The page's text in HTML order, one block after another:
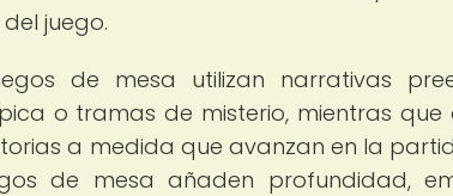
juego.
de mesa utilizan narrativas
o tramas de misterio, mientras
a medida que avanzan en la
de mesa añaden profundidad,